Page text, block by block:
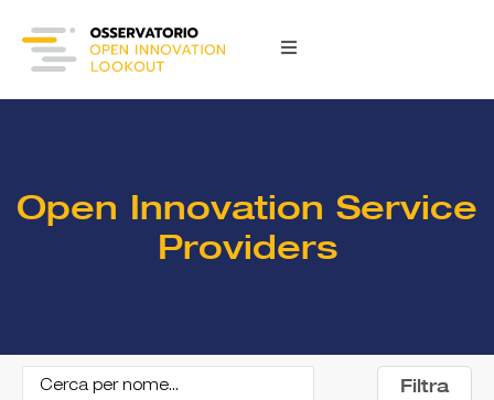
Open Innovation Service
Providers
Filtra